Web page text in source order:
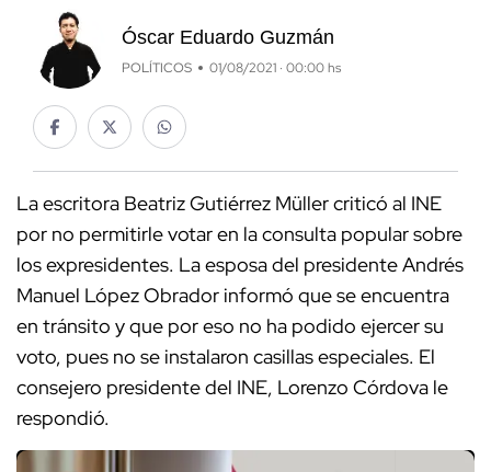
Óscar Eduardo Guzmán
POLÍTICOS 01/08/2021 · 00:00 hs
La escritora Beatriz Gutiérrez Müller criticó al INE
por no permitirle votar en la consulta popular sobre
los expresidentes. La esposa del presidente Andrés
Manuel López Obrador informó que se encuentra
en tránsito y que por eso no ha podido ejercer su
voto, pues no se instalaron casillas especiales. El
consejero presidente del INE, Lorenzo Córdova le
respondió.